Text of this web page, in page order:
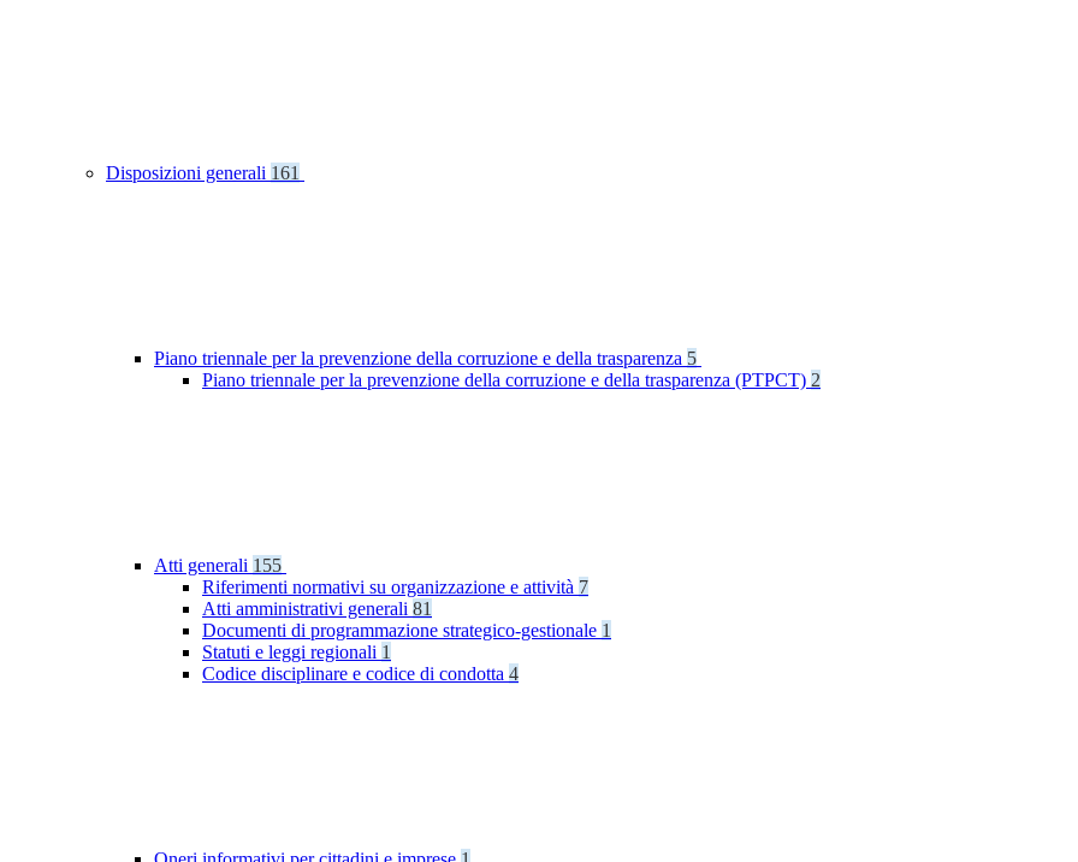
Disposizioni generali 161
Piano triennale per la prevenzione della corruzione e della trasparenza 5
Piano triennale per la prevenzione della corruzione e della trasparenza (PTPCT) 2
Atti generali 155
Riferimenti normativi su organizzazione e attività 7
Atti amministrativi generali 81
Documenti di programmazione strategico-gestionale 1
Statuti e leggi regionali 1
Codice disciplinare e codice di condotta 4